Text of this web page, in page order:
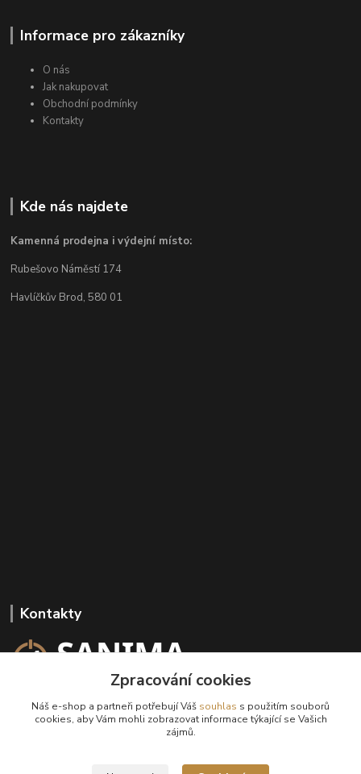
Informace pro zákazníky
O nás
Jak nakupovat
Obchodní podmínky
Kontakty
Kde nás najdete
Kamenná prodejna i výdejní místo:
Rubešovo Náměstí 174
Havlíčkův Brod, 580 01
Kontakty
+420 602 647 136
(Po-Pá, 9-18 hod.)
Zpracování cookies
Náš e-shop a partneři potřebují Váš souhlas s použitím souborů
cookies, aby Vám mohli zobrazovat informace týkající se Vašich
zájmů.